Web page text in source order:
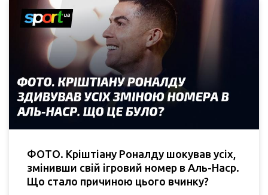
ФОТО. Кріштіану Роналду шокував усіх,
змінивши свій ігровий номер в Аль-Наср.
Що стало причиною цього вчинку?